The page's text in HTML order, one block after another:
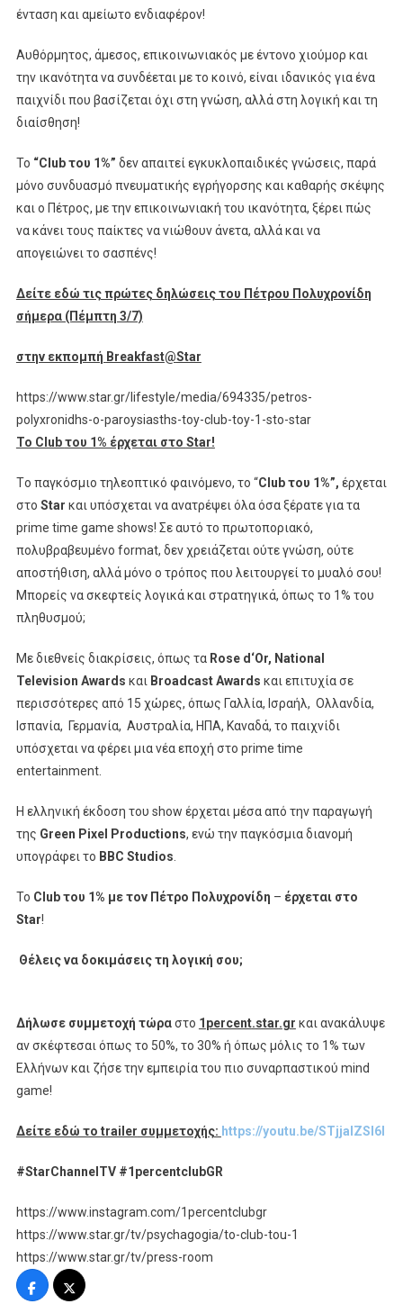
ένταση και αμείωτο ενδιαφέρον!
Αυθόρμητος, άμεσος, επικοινωνιακός με έντονο χιούμορ και
την ικανότητα να συνδέεται με το κοινό, είναι ιδανικός για ένα
παιχνίδι που βασίζεται όχι στη γνώση, αλλά στη λογική και τη
διαίσθηση!
Το “Clubτου 1%” δεν απαιτεί εγκυκλοπαιδικές γνώσεις, παρά
μόνο συνδυασμό πνευματικής εγρήγορσης και καθαρής σκέψης
και ο Πέτρος, με την επικοινωνιακή του ικανότητα, ξέρει πώς
να κάνει τους παίκτες να νιώθουν άνετα, αλλά και να
απογειώνει το σασπένς!
Δείτε εδώ τις πρώτες δηλώσεις του Πέτρου Πολυχρονίδη
σήμερα (Πέμπτη 3/7)
στην εκπομπή Breakfast@Star
https://www.star.gr/lifestyle/media/694335/petros-
polyxronidhs-o-paroysiasths-toy-club-toy-1-sto-star
Το Clubτου 1% έρχεται στο Star!
Tο παγκόσμιο τηλεοπτικό φαινόμενο, το “Clubτου 1%”, έρχεται
στο Star και υπόσχεται να ανατρέψει όλα όσα ξέρατε για τα
prime time game shows! Σε αυτό το πρωτοποριακό,
πολυβραβευμένο format, δεν χρειάζεται ούτε γνώση, ούτε
αποστήθιση, αλλά μόνο ο τρόπος που λειτουργεί το μυαλό σου!
Μπορείς να σκεφτείς λογικά και στρατηγικά, όπως το 1% του
πληθυσμού;
Με διεθνείς διακρίσεις, όπως τα Rose d ‘Or, National
Television Awards και BroadcastAwards και επιτυχία σε
περισσότερες από 15 χώρες, όπως Γαλλία, Ισραήλ, Ολλανδία,
Ισπανία, Γερμανία, Αυστραλία, ΗΠΑ, Καναδά, το παιχνίδι
υπόσχεται να φέρει μια νέα εποχή στο prime time
entertainment.
Η ελληνική έκδοση του show έρχεται μέσα από την παραγωγή
της Green Pixel Productions, ενώ την παγκόσμια διανομή
υπογράφει το BBC Studios
Το Clubτου 1% με τον Πέτρο Πολυχρονίδη – έρχεται στο
Star!
Θέλεις να δοκιμάσεις τη λογική σου;
Δήλωσε συμμετοχή τώραστο 1 percent.star.gr και ανακάλυψε
αν σκέφτεσαι όπως το 50%, το 30% ή όπως μόλις το 1% των
Ελλήνων και ζήσε την εμπειρία του πιο συναρπαστικού mind
game!
Δείτε εδώ το trailer συμμετοχής: https://youtu. be/STjjalZSl 6I
#StarChannelTV #1percentclubGR
https://www.instagram.com/1percentclubgr
https://www.star.gr/tv/psychagogia/to-club-tou-1
https://www.star.gr/tv/press-room